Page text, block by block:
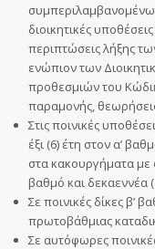
διοικητικές
περιπτώσεις λήξης
ενώπιον των
προθεσμιών του
παραμονής,
Στις ποινικές
έξι (6) έτη στον α’
στα κακουργήματα με
βαθμό και δεκαεννέα
Σε ποινικές δίκες β’
πρωτοβάθμιας
Σε αυτόφωρες